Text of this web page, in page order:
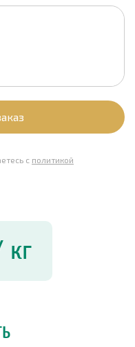
с политикой
кг